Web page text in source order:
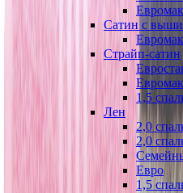
Сатин с
Страйп-сатин
1,5
Лен
2,0
2,0
Евро
1,5